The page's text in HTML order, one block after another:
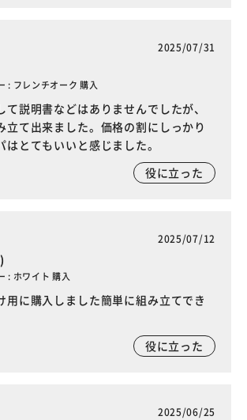
2025/07/31
: フレンチオーク 購入
て説明書などはありませんでしたが、
立て出来ました。価格の割にしっかり
はとてもいいと感じました。
役に立った
2025/07/12
: ホワイト 購入
用に購入しました簡単に組み立てでき
役に立った
2025/06/25